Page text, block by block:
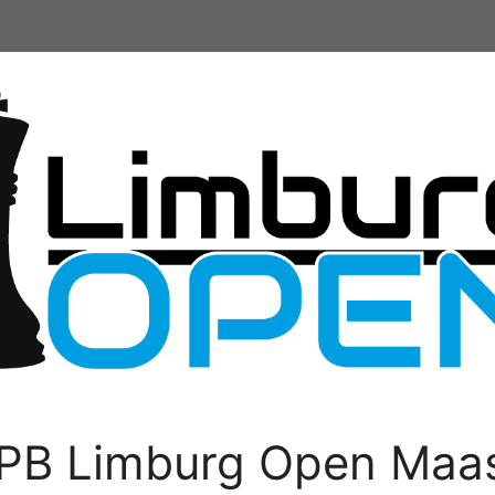
Limburg Open